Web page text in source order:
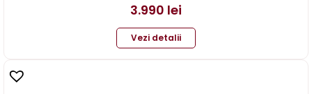
3.990 lei
Vezi detalii